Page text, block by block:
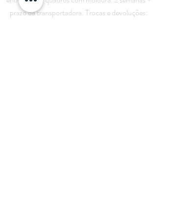
prazo da transportadora. Trocas e devoluções: